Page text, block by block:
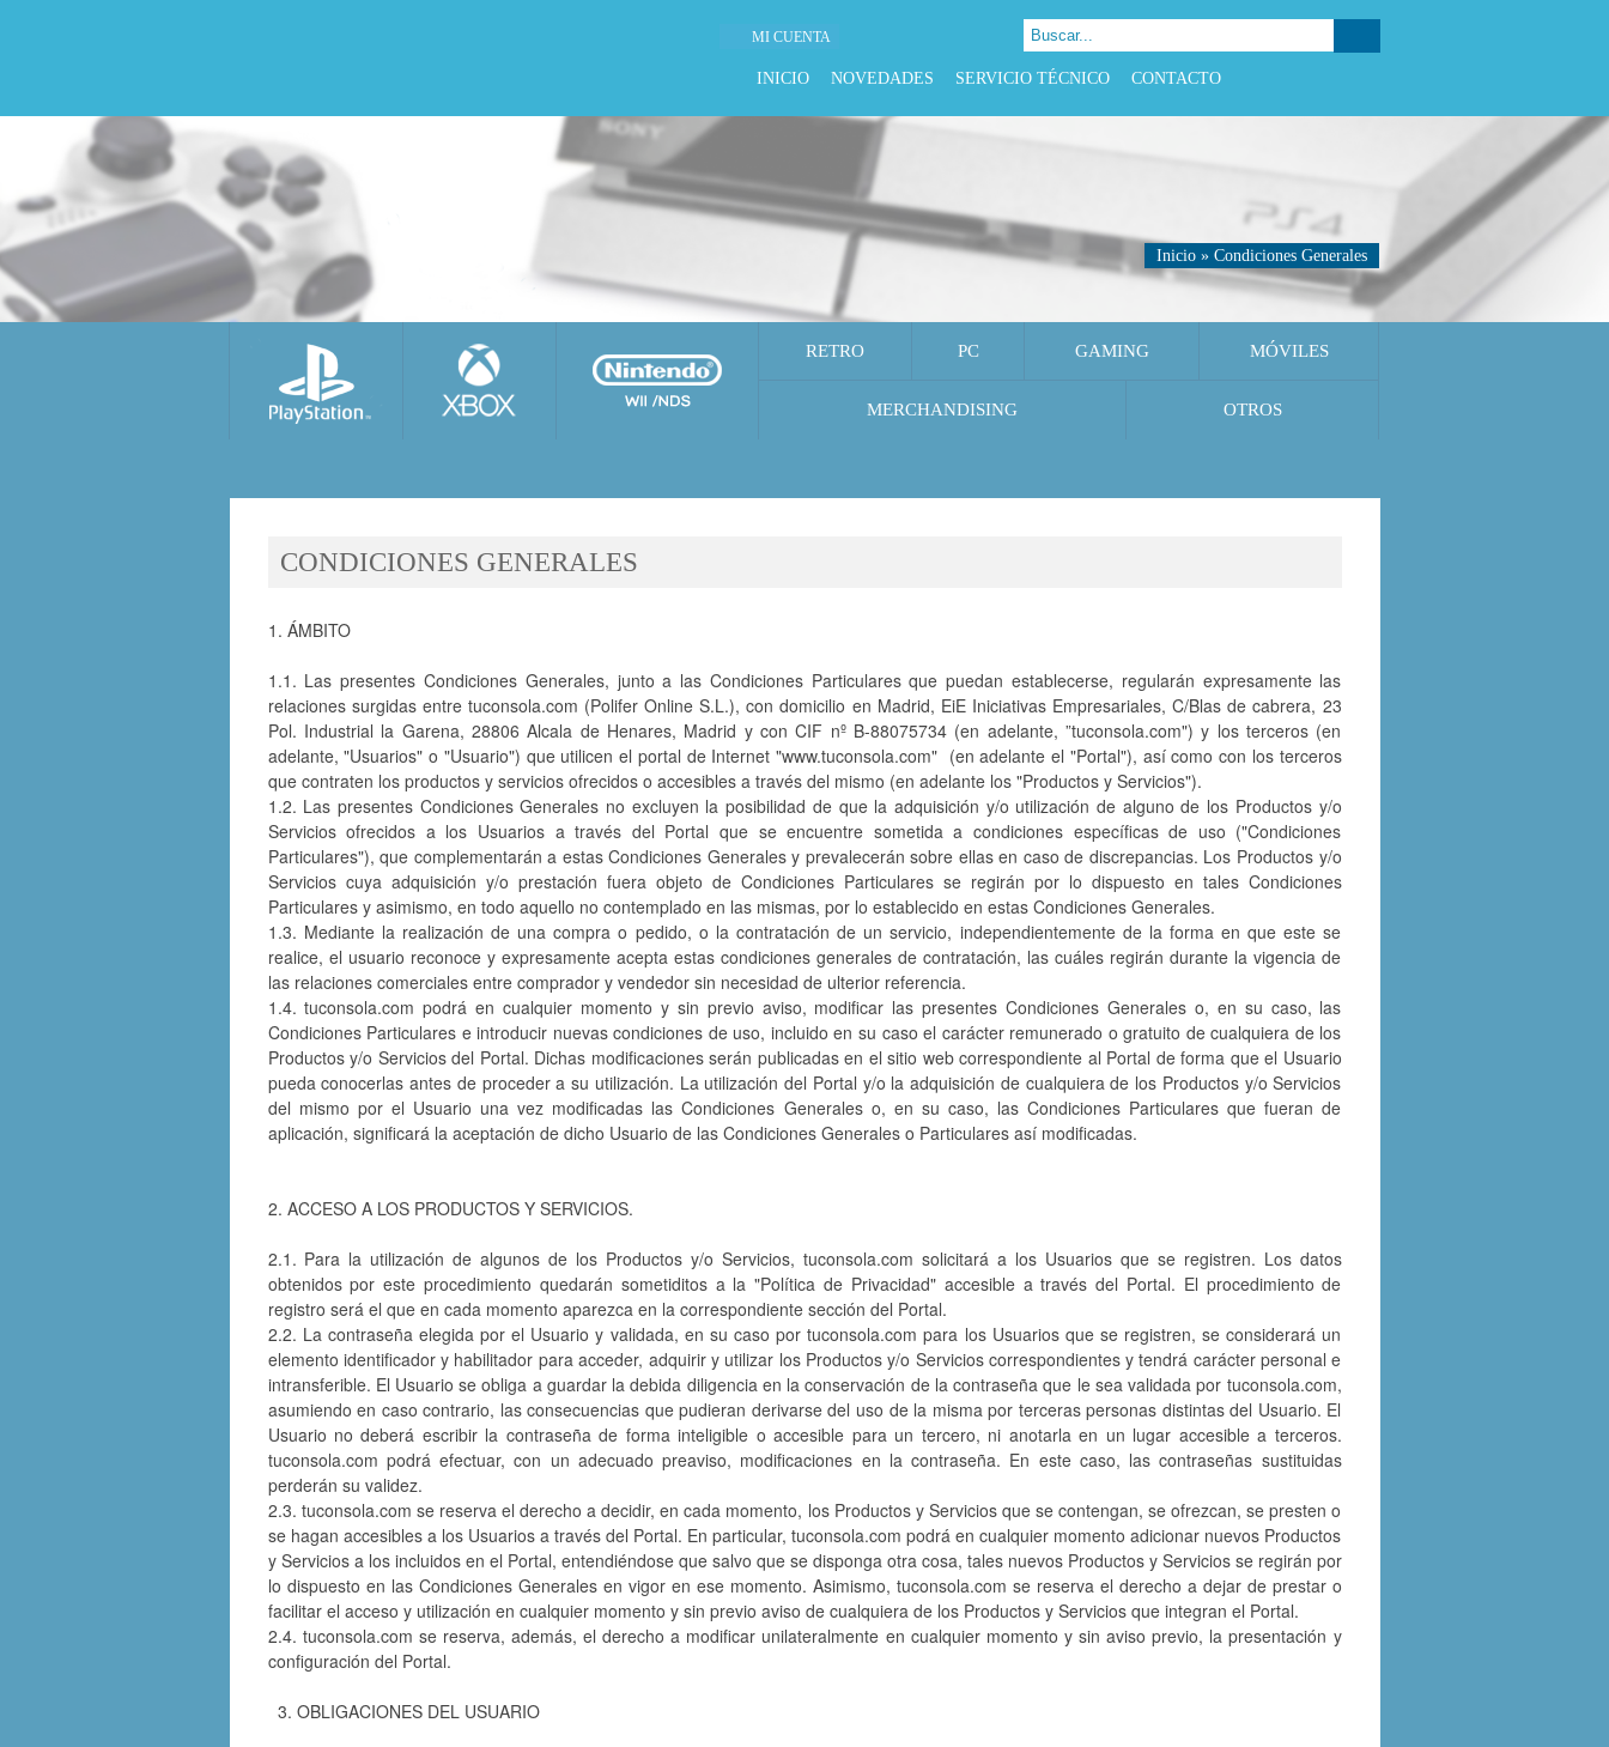
MI CUENTA
INICIO NOVEDADES SERVICIO TÉCNICO CONTACTO
Inicio » Condiciones Generales
RETRO PC GAMING MÓVILES
MERCHANDISING OTROS
CONDICIONES GENERALES
1. ÁMBITO
1.1. Las presentes Condiciones Generales, junto a las Condiciones Particulares que puedan establecerse, regularán expresamente las
relaciones surgidas entre tuconsola.com (Polifer Online S.L.), con domicilio en Madrid, EiE Iniciativas Empresariales, C/Blas de cabrera, 23
Pol. Industrial la Garena, 28806 Alcala de Henares, Madrid y con CIF nº B-88075734 (en adelante, ”tuconsola.com") y los terceros (en
adelante, "Usuarios" o "Usuario") que utilicen el portal de Internet "www.tuconsola.com" (en adelante el "Portal"), así como con los terceros
que contraten los productos y servicios ofrecidos o accesibles a través del mismo (en adelante los "Productos y Servicios").
1.2. Las presentes Condiciones Generales no excluyen la posibilidad de que la adquisición y/o utilización de alguno de los Productos y/o
Servicios ofrecidos a los Usuarios a través del Portal que se encuentre sometida a condiciones específicas de uso ("Condiciones
Particulares"), que complementarán a estas Condiciones Generales y prevalecerán sobre ellas en caso de discrepancias. Los Productos y/o
Servicios cuya adquisición y/o prestación fuera objeto de Condiciones Particulares se regirán por lo dispuesto en tales Condiciones
Particulares y asimismo, en todo aquello no contemplado en las mismas, por lo establecido en estas Condiciones Generales.
1.3. Mediante la realización de una compra o pedido, o la contratación de un servicio, independientemente de la forma en que este se
realice, el usuario reconoce y expresamente acepta estas condiciones generales de contratación, las cuáles regirán durante la vigencia de
las relaciones comerciales entre comprador y vendedor sin necesidad de ulterior referencia.
1.4. tuconsola.com podrá en cualquier momento y sin previo aviso, modificar las presentes Condiciones Generales o, en su caso, las
Condiciones Particulares e introducir nuevas condiciones de uso, incluido en su caso el carácter remunerado o gratuito de cualquiera de los
Productos y/o Servicios del Portal. Dichas modificaciones serán publicadas en el sitio web correspondiente al Portal de forma que el Usuario
pueda conocerlas antes de proceder a su utilización. La utilización del Portal y/o la adquisición de cualquiera de los Productos y/o Servicios
del mismo por el Usuario una vez modificadas las Condiciones Generales o, en su caso, las Condiciones Particulares que fueran de
aplicación, significará la aceptación de dicho Usuario de las Condiciones Generales o Particulares así modificadas.
2. ACCESO A LOS PRODUCTOS Y SERVICIOS.
2.1. Para la utilización de algunos de los Productos y/o Servicios, tuconsola.com solicitará a los Usuarios que se registren. Los datos
obtenidos por este procedimiento quedarán sometiditos a la "Política de Privacidad" accesible a través del Portal. El procedimiento de
registro será el que en cada momento aparezca en la correspondiente sección del Portal.
2.2. La contraseña elegida por el Usuario y validada, en su caso por tuconsola.com para los Usuarios que se registren, se considerará un
elemento identificador y habilitador para acceder, adquirir y utilizar los Productos y/o Servicios correspondientes y tendrá carácter personal e
intransferible. El Usuario se obliga a guardar la debida diligencia en la conservación de la contraseña que le sea validada por tuconsola.com,
asumiendo en caso contrario, las consecuencias que pudieran derivarse del uso de la misma por terceras personas distintas del Usuario. El
Usuario no deberá escribir la contraseña de forma inteligible o accesible para un tercero, ni anotarla en un lugar accesible a terceros.
tuconsola.com podrá efectuar, con un adecuado preaviso, modificaciones en la contraseña. En este caso, las contraseñas sustituidas
perderán su validez.
2.3. tuconsola.com se reserva el derecho a decidir, en cada momento, los Productos y Servicios que se contengan, se ofrezcan, se presten o
se hagan accesibles a los Usuarios a través del Portal. En particular, tuconsola.com podrá en cualquier momento adicionar nuevos Productos
y Servicios a los incluidos en el Portal, entendiéndose que salvo que se disponga otra cosa, tales nuevos Productos y Servicios se regirán por
lo dispuesto en las Condiciones Generales en vigor en ese momento. Asimismo, tuconsola.com se reserva el derecho a dejar de prestar o
facilitar el acceso y utilización en cualquier momento y sin previo aviso de cualquiera de los Productos y Servicios que integran el Portal.
2.4. tuconsola.com se reserva, además, el derecho a modificar unilateralmente en cualquier momento y sin aviso previo, la presentación y
configuración del Portal.
3. OBLIGACIONES DEL USUARIO